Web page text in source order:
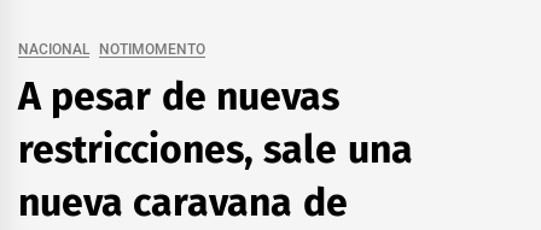
NACIONAL NOTIMOMENTO
A pesar de nuevas
restricciones, sale una
nueva caravana de